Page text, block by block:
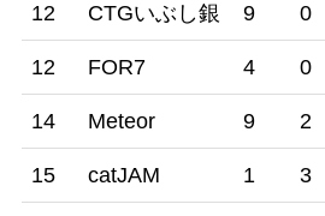
12 CTGいぶし銀 9 0
12 FOR7 4 0
14 Meteor 9 2
15 catJAM 1 3